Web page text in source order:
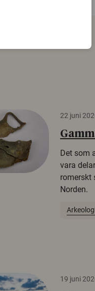
22 juni
Det som
vara
romerskt
Norden.
19 juni